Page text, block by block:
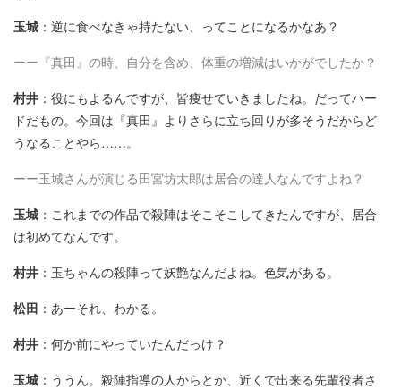
玉城 ：逆に食べなきゃ持たない、ってことになるかなあ？
ーー『真田』の時、自分を含め、体重の増減はいかがでしたか？
村井 ：役にもよるんですが、皆痩せていきましたね。だってハー
ドだもの。今回は『真田』よりさらに立ち回りが多そうだからど
うなることやら……。
ーー玉城さんが演じる田宮坊太郎は居合の達人なんですよね？
玉城 ：これまでの作品で殺陣はそこそこしてきたんですが、居合
は初めてなんです。
村井 ：玉ちゃんの殺陣って妖艶なんだよね。色気がある。
松田 ：あーそれ、わかる。
村井 ：何か前にやっていたんだっけ？
玉城 ：ううん。殺陣指導の人からとか、近くで出来る先輩役者さ